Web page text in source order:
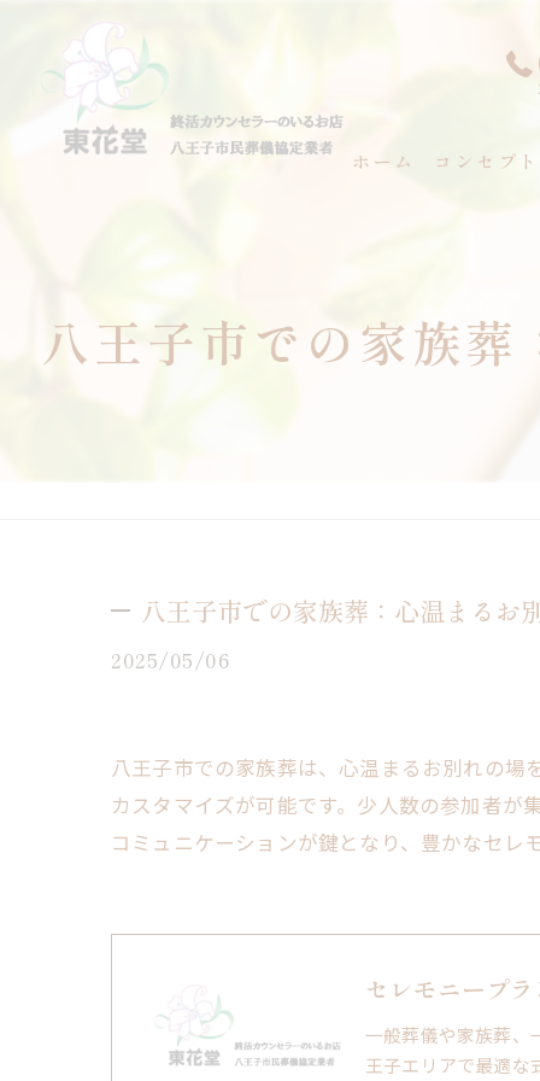
ホーム コンセプト
八王子市での家族
八王子市での家族葬：心温まるお
2025/05/06
八王子市での家族葬は、心温まるお別れの
カスタマイズが可能です。少人数の参加者
コミュニケーションが鍵となり、豊かなセレ
セレモニープ
一般葬儀や家族葬、
王子エリアで最適な